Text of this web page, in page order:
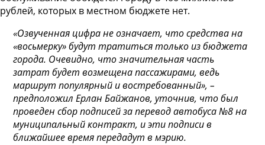
рублей, которых в местном бюджете нет.
«Озвученная цифра не означает, что средства на
«восьмерку» будут тратиться только из бюджета
города. Очевидно, что значительная часть
затрат будет возмещена пассажирами, ведь
маршрут популярный и востребованный», –
предположил Ерлан Байжанов, уточнив, что был
проведен сбор подписей за перевод автобуса №8 на
муниципальный контракт, и эти подписи в
ближайшее время передадут в мэрию.